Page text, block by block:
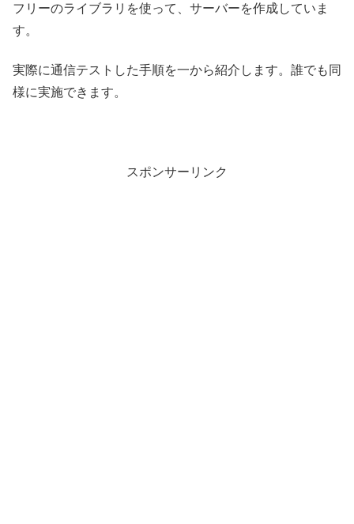
フリーのライブラリを使って、サーバーを作成していま
す。
実際に通信テストした手順を一から紹介します。誰でも同
様に実施できます。
スポンサーリンク